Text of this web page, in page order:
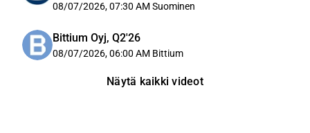
08/07/2026, 07:30 AM Suominen
Bittium Oyj, Q2'26
08/07/2026, 06:00 AM Bittium
Näytä kaikki videot